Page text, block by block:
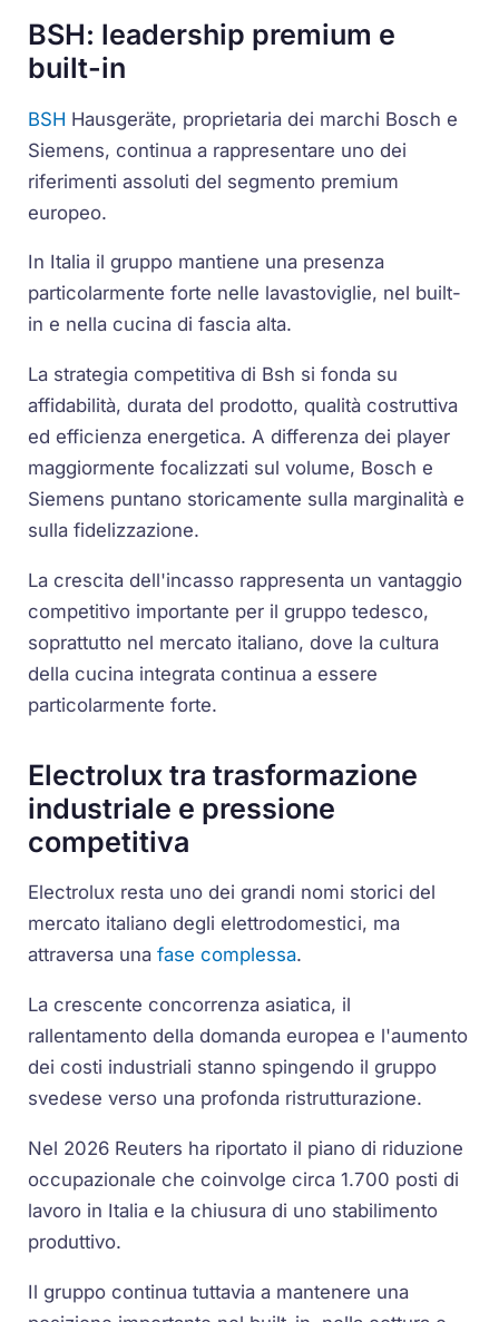
BSH: leadership premium e
built-in
BSH Hausgeräte, proprietaria dei marchi Bosch e
Siemens, continua a rappresentare uno dei
riferimenti assoluti del segmento premium
europeo.
In Italia il gruppo mantiene una presenza
particolarmente forte nelle lavastoviglie, nel built-
in e nella cucina di fascia alta.
La strategia competitiva di Bsh si fonda su
affidabilità, durata del prodotto, qualità costruttiva
ed efficienza energetica. A differenza dei player
maggiormente focalizzati sul volume, Bosch e
Siemens puntano storicamente sulla marginalità e
sulla fidelizzazione.
La crescita dell'incasso rappresenta un vantaggio
competitivo importante per il gruppo tedesco,
soprattutto nel mercato italiano, dove la cultura
della cucina integrata continua a essere
particolarmente forte.
Electrolux tra trasformazione
industriale e pressione
competitiva
Electrolux resta uno dei grandi nomi storici del
mercato italiano degli elettrodomestici, ma
attraversa unafase complessa.
La crescente concorrenza asiatica, il
rallentamento della domanda europea e l'aumento
dei costi industriali stanno spingendo il gruppo
svedese verso una profonda ristrutturazione.
Nel 2026 Reuters ha riportato il piano di riduzione
occupazionale che coinvolge circa 1.700 posti di
lavoro in Italia e la chiusura di uno stabilimento
produttivo.
Il gruppo continua tuttavia a mantenere una